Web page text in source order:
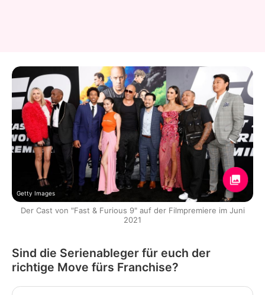
Getty Images
Der Cast von "Fast & Furious 9" auf der Filmpremiere im Juni
2021
Sind die Serienableger für euch der
richtige Move fürs Franchise?